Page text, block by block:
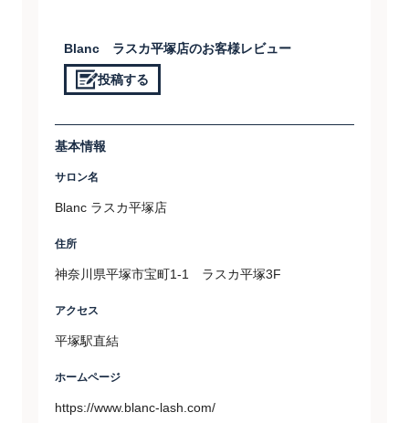
Blanc ラスカ平塚店のお客様レビュー
投稿する
基本情報
サロン名
Blanc ラスカ平塚店
住所
神奈川県平塚市宝町1-1 ラスカ平塚3F
アクセス
平塚駅直結
ホームページ
https://www.blanc-lash.com/